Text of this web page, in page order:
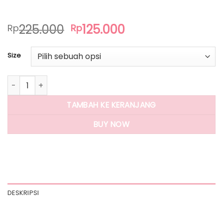
Rp225.000 Harga
adalah:
Rp225.000.
Rp125.000Harga
adalah:
Size
Kuantitas Panlandwoo - Cincin Titanium Wanita Gem
TAMBAH KE KERANJANG
BUY NOW
DESKRIPSI